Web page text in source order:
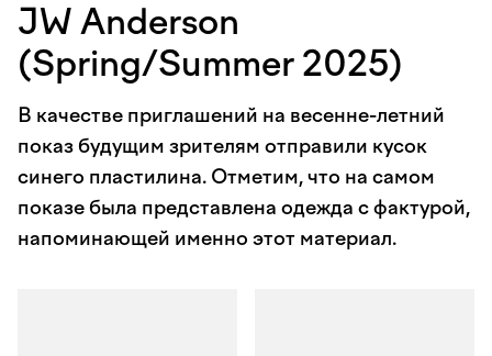
JW Anderson
(Spring/Summer 2025)
В качестве приглашений на весенне-летний
показ будущим зрителям отправили кусок
синего пластилина. Отметим, что на самом
показе была представлена одежда с фактурой,
напоминающей именно этот материал.